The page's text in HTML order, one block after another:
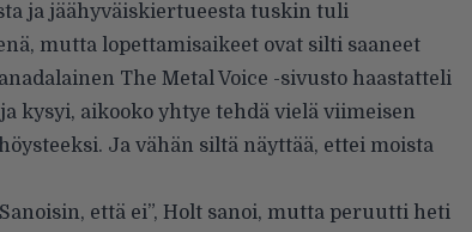
ja jäähyväiskiertueesta tuskin tuli
mutta lopettamisaikeet ovat silti saaneet
The Metal Voice -sivusto haastatteli
kysyi, aikooko yhtye tehdä vielä viimeisen
Ja vähän siltä näyttää, ettei moista
että ei”, Holt sanoi, mutta peruutti heti